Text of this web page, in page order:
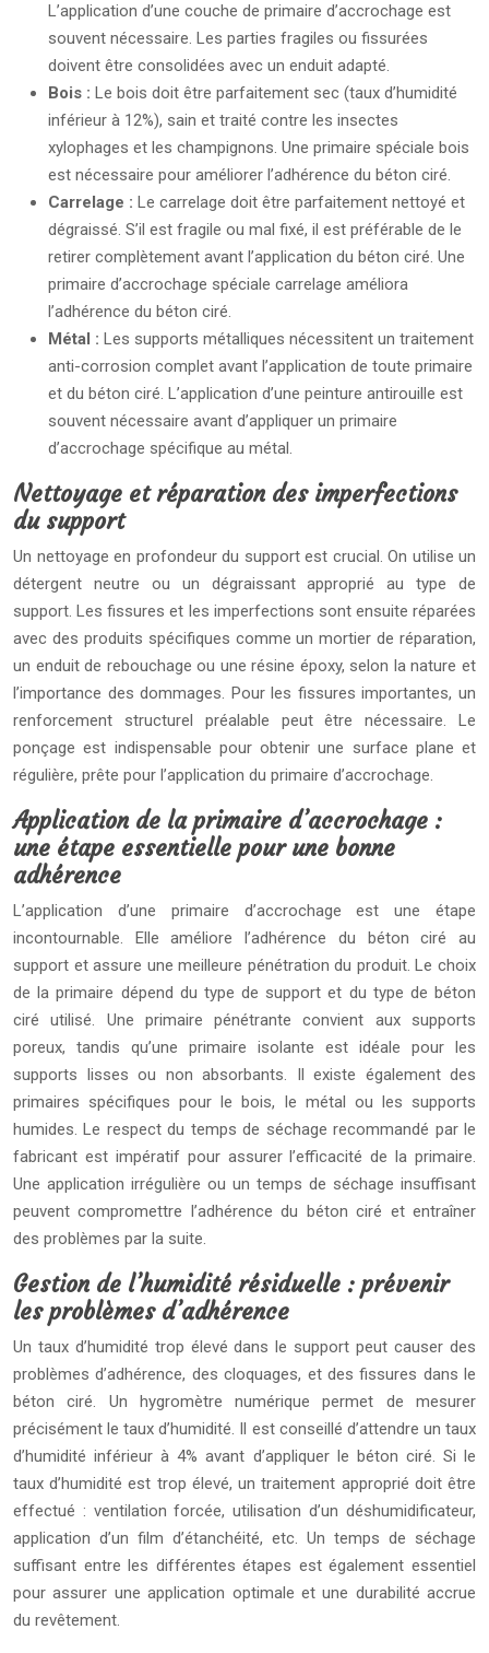
L’application d’une couche de primaire d’accrochage est
souvent nécessaire. Les parties fragiles ou fissurées
doivent être consolidées avec un enduit adapté.
Bois : Le bois doit être parfaitement sec (taux d’humidité
inférieur à 12%), sain et traité contre les insectes
xylophages et les champignons. Une primaire spéciale bois
est nécessaire pour améliorer l’adhérence du béton ciré.
Carrelage : Le carrelage doit être parfaitement nettoyé et
dégraissé. S’il est fragile ou mal fixé, il est préférable de le
retirer complètement avant l’application du béton ciré. Une
primaire d’accrochage spéciale carrelage améliora
l’adhérence du béton ciré.
Métal : Les supports métalliques nécessitent un traitement
anti-corrosion complet avant l’application de toute primaire
et du béton ciré. L’application d’une peinture antirouille est
souvent nécessaire avant d’appliquer un primaire
d’accrochage spécifique au métal.
Nettoyage et réparation des imperfections
du support
Un nettoyage en profondeur du support est crucial. On utilise un
détergent neutre ou un dégraissant approprié au type de
support. Les fissures et les imperfections sont ensuite réparées
avec des produits spécifiques comme un mortier de réparation,
un enduit de rebouchage ou une résine époxy, selon la nature et
l’importance des dommages. Pour les fissures importantes, un
renforcement structurel préalable peut être nécessaire. Le
ponçage est indispensable pour obtenir une surface plane et
régulière, prête pour l’application du primaire d’accrochage.
Application de la primaire d’accrochage :
une étape essentielle pour une bonne
adhérence
L’application d’une primaire d’accrochage est une étape
incontournable. Elle améliore l’adhérence du béton ciré au
support et assure une meilleure pénétration du produit. Le choix
de la primaire dépend du type de support et du type de béton
ciré utilisé. Une primaire pénétrante convient aux supports
poreux, tandis qu’une primaire isolante est idéale pour les
supports lisses ou non absorbants. Il existe également des
primaires spécifiques pour le bois, le métal ou les supports
humides. Le respect du temps de séchage recommandé par le
fabricant est impératif pour assurer l’efficacité de la primaire.
Une application irrégulière ou un temps de séchage insuffisant
peuvent compromettre l’adhérence du béton ciré et entraîner
des problèmes par la suite.
Gestion de l’humidité résiduelle : prévenir
les problèmes d’adhérence
Un taux d’humidité trop élevé dans le support peut causer des
problèmes d’adhérence, des cloquages, et des fissures dans le
béton ciré. Un hygromètre numérique permet de mesurer
précisément le taux d’humidité. Il est conseillé d’attendre un taux
d’humidité inférieur à 4% avant d’appliquer le béton ciré. Si le
taux d’humidité est trop élevé, un traitement approprié doit être
effectué : ventilation forcée, utilisation d’un déshumidificateur,
application d’un film d’étanchéité, etc. Un temps de séchage
suffisant entre les différentes étapes est également essentiel
pour assurer une application optimale et une durabilité accrue
du revêtement.